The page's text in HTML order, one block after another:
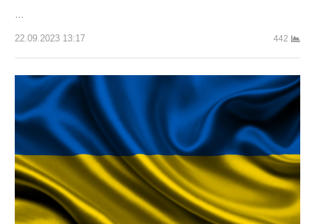
…
22.09.2023 13:17 442